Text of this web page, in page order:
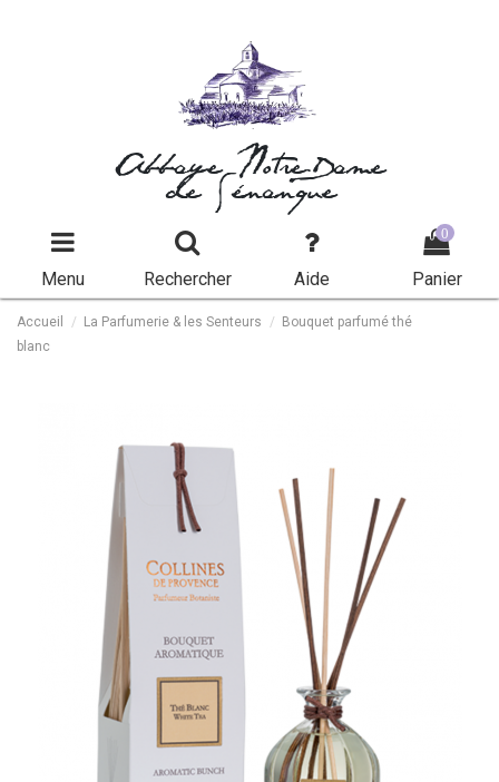
Abbaye Notre-Dame
de Sénanque
Menu Rechercher Aide
0
Panier
Accueil La Parfumerie & les Senteurs
Bouquet parfumé thé
blanc